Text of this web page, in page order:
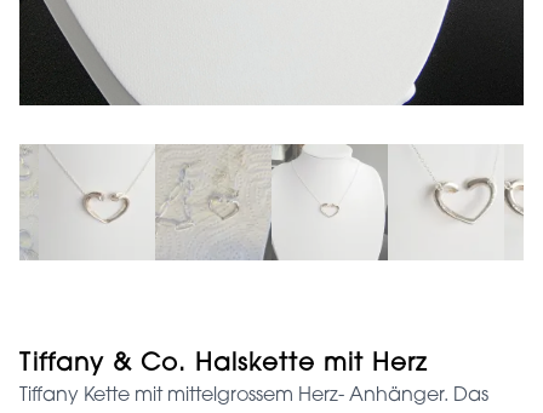
Tiffany & Co. Halskette mit Herz
Tiffany Kette mit mittelgrossem Herz- Anhänger. Das